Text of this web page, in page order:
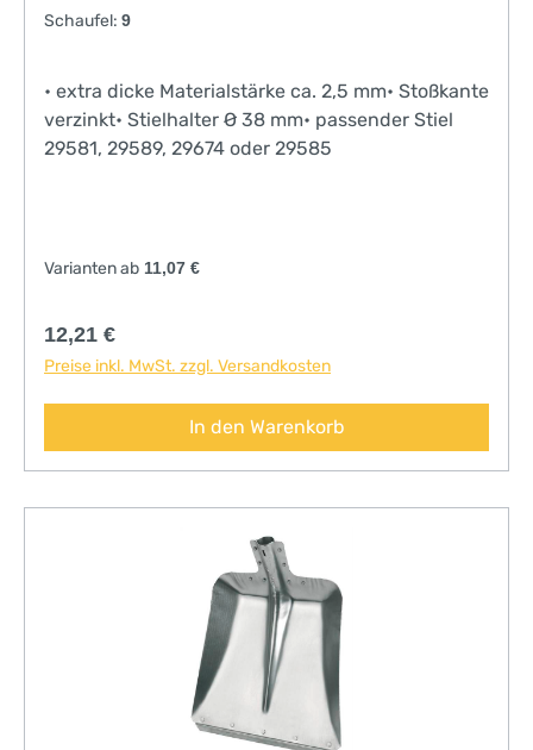
Schaufel: 9
• extra dicke Materialstärke ca. 2,5 mm• Stoßkante
verzinkt• Stielhalter Ø 38 mm• passender Stiel
29581, 29589, 29674 oder 29585
Varianten ab 11,07 €
Regulärer Preis:
12,21 €
Preise inkl. MwSt. zzgl. Versandkosten
In den Warenkorb